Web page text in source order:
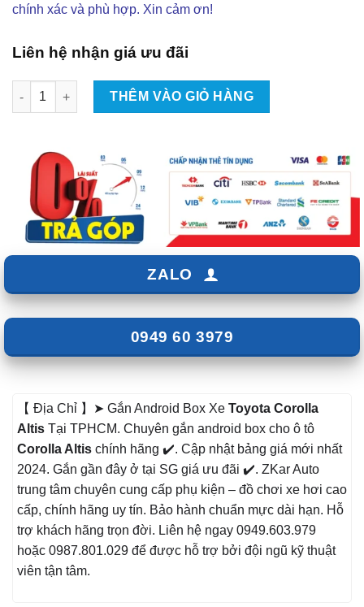
chính xác và phù hợp. Xin cảm ơn!
Liên hệ nhận giá ưu đãi
Lắp Android Box Cho Xe Toyota Corolla Altis Tại TpHCM số
THÊM VÀO GIỎ HÀNG
ZALO
0949 60 3979
【 Địa Chỉ 】➤ Gắn Android Box Xe Toyota Corolla
Altis Tại TPHCM. Chuyên gắn android box cho ô tô
Corolla Altis chính hãng ✔️. Cập nhật bảng giá mới nhất
2024. Gắn gần đây ở tại SG giá ưu đãi ✔️. ZKar Auto
trung tâm chuyên cung cấp phụ kiện – đồ chơi xe hơi cao
cấp, chính hãng uy tín. Bảo hành chuẩn mực dài hạn. Hỗ
trợ khách hãng trọn đời. Liên hệ ngay 0949.603.979
hoặc 0987.801.029 để được hỗ trợ bởi đội ngũ kỹ thuật
viên tận tâm.